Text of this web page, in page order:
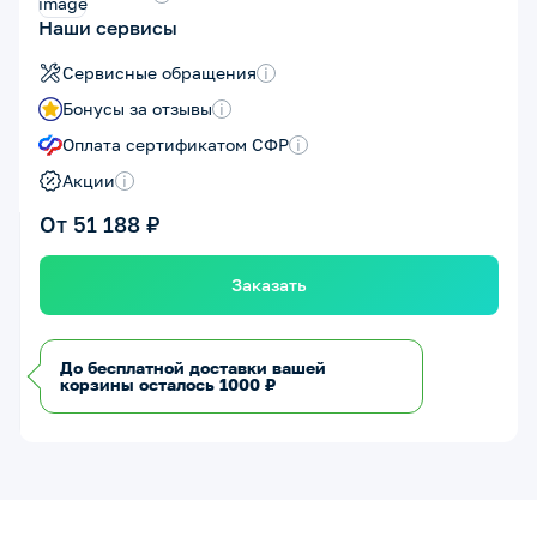
Наши сервисы
Сервисные обращения i
Бонусы за отзывы i
Оплата сертификатом СФР i
Акции i
От 51 188 ₽
Заказать
До бесплатной доставки вашей
корзины осталось 1000 ₽